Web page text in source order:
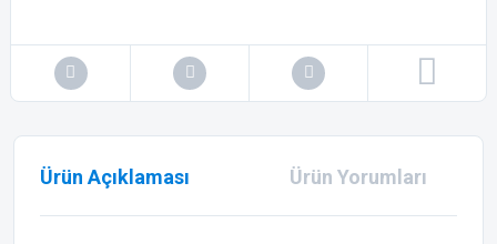
Ürün Açıklaması Ürün Yorumları